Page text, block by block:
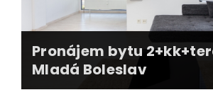
Pronájem bytu
Mladá Boleslav